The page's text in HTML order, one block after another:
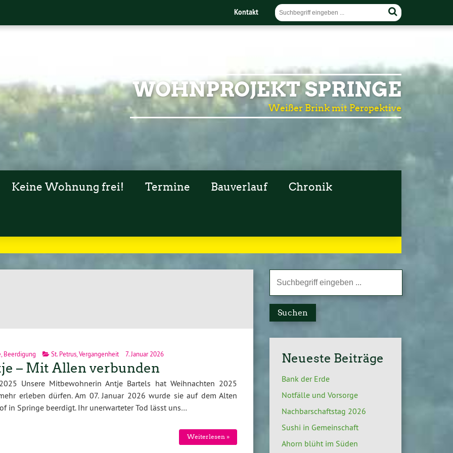
Kontakt
WOHNPROJEKT SPRINGE
Weißer Brink mit Perspektive
Keine Wohnung frei! Termine Bauverlauf Chronik
Beerdigung St. Petrus, Vergangenheit 7. Januar 2026
– Mit Allen verbunden
Unsere Mitbewohnerin Antje Bartels hat Weihnachten 2025
erleben dürfen. Am 07. Januar 2026 wurde sie auf dem Alten
in Springe beerdigt. Ihr unerwarteter Tod lässt uns…
Weiterlesen »
Suchen
Neueste Beiträge
Bank der Erde
Notfälle und Vorsorge
Nachbarschaftstag 2026
Sushi in Gemeinschaft
Ahorn blüht im Süden